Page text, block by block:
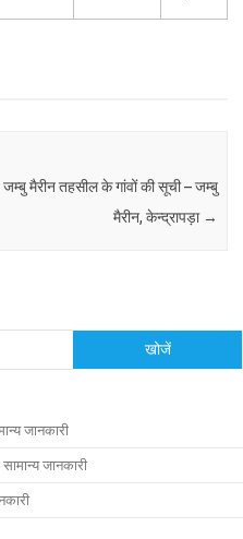
जम्बु मैरीन तहसील के गांवों की सूची – जम्बु
मैरीन, केन्द्रापड़ा →
खोजें
जानकारी
जानकारी